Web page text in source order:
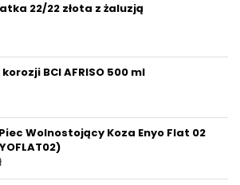
22/22 złota z żaluzją
BCI AFRISO 500 ml
Wolnostojący Koza Enyo Flat 02